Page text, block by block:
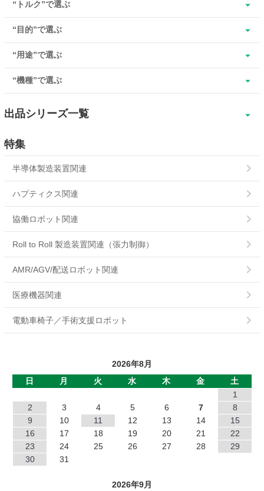
“トルク”で選ぶ
“目的”で選ぶ
“用途”で選ぶ
“機種”で選ぶ
出品シリーズ一覧
SBR
MHワンショット
EMP
DMP
NC
特集
半導体製造装置関連
ハプティクス関連
協働ロボット関連
Roll to Roll 製造装置関連（張力制御）
AMR/AGV/配送ロボット関連
医療機器関連
電動車椅子／手術支援ロボット
2026年8月
日
月 火 水 木 金
土
1
2
3 4 5 6 7
8
9
10 11 12 13 14
15
16
17 18 19 20 21
22
23
24 25 26 27 28
29
30
31
2026年9月